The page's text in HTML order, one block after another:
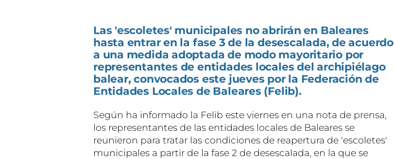
Las 'escoletes' municipales no abrirán en Baleares
hasta entrar en la fase 3 de la desescalada, de acuerdo
a una medida adoptada de modo mayoritario por
representantes de entidades locales del archipiélago
balear, convocados este jueves por la Federación de
Entidades Locales de Baleares (Felib).
Según ha informado la Felib este viernes en una nota de prensa,
los representantes de las entidades locales de Baleares se
reunieron para tratar las condiciones de reapertura de 'escoletes'
municipales a partir de la fase 2 de desescalada, en la que se